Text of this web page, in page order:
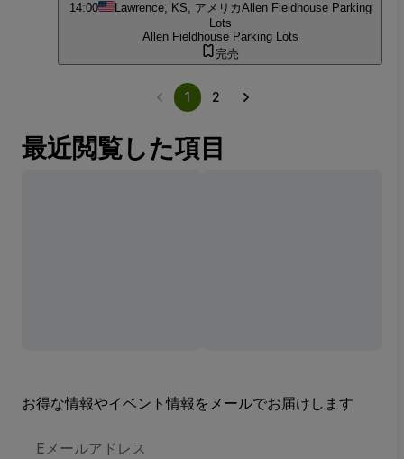
14:00 Lawrence, KS, アメリカAllen Fieldhouse Parking
Lots
Allen Fieldhouse Parking Lots
完売
1 2
最近閲覧した項目
お得な情報やイベント情報をメールでお届けします
メ